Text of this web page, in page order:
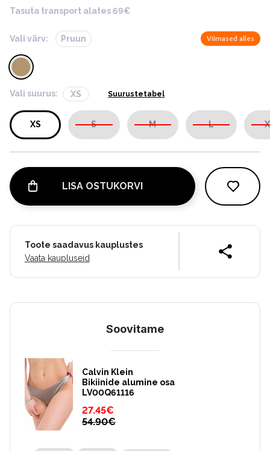
Tasuta transport alates 69€
Vali värv: Pruun Viimased alles
Vali suurus: XS Suurustetabel
XS S M L
LISA OSTUKORVI
Toote saadavus kauplustes
Vaata kaupluseid
Soovitame
Calvin Klein
Bikiinide alumine osa
LV00Q61116
27.45€
54.90€